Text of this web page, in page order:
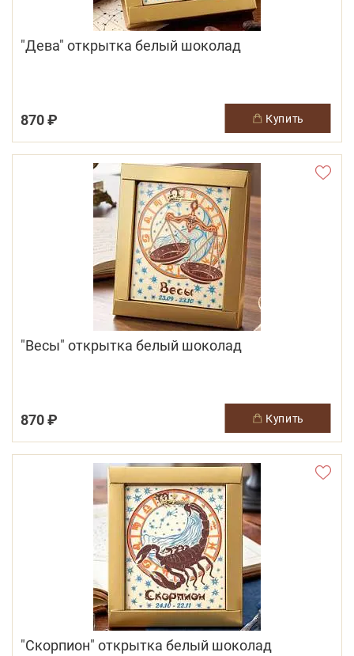
"Дева" открытка белый шоколад
870 ₽ купить
"Весы" открытка белый шоколад
870 ₽ купить
"Скорпион" открытка белый шоколад